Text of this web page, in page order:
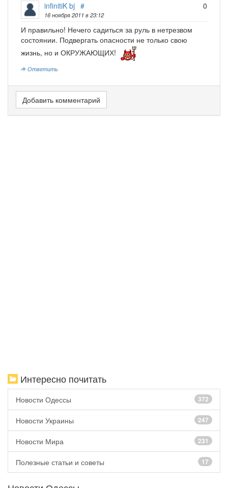
0
infinitiK bj #
16 ноября 2011 в 23:12
И правильно! Нечего садиться за руль в нетрезвом
состоянии. Подвергать опасности не только свою
жизнь, но и ОКРУЖАЮЩИХ!
Ответить
Добавить комментарий
Интересно почитать
Новости Одессы 372
Новости Украины 247
Новости Мира 231
Полезные статьи и советы 17